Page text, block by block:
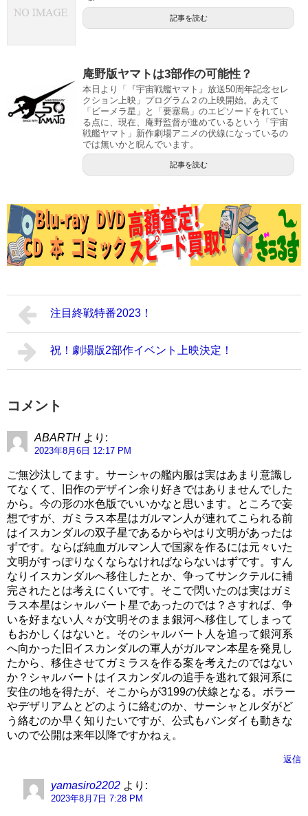
記事を読む
庵野版ヤマトは3部作の可能性？
本日より「『宇宙戦艦ヤマト』放送50周年記念セレ
クション上映」プログラム２の上映開始。あえて
「ビーメラ星」と「要塞島」のエピソードをれてい
る点に、現在、庵野監督が進めているという「宇宙
戦艦ヤマト」新作劇場アニメの伏線になっているの
では無いかと睨んでいます。
記事を読む
注目終戦特番2023！
祝！劇場版2部作イベント上映決定！
コメント
ABARTH より:
2023年8月6日 12:17 PM
ご無沙汰してます。サーシャの艦内服は実はあまり意識し
てなくて、旧作のデザイン余り好きではありませんでした
から。今の形の水色版でいいかなと思います。ところで妄
想ですが、ガミラス本星はガルマン人が連れてこられる前
はイスカンダルの双子星であるからやはり文明があったは
ずです。ならば純血ガルマン人で国家を作るには元々いた
文明がすっぽりなくならなければならないはずです。すん
なりイスカンダルへ移住したとか、争ってサンクテルに補
完されたとは考えにくいです。そこで閃いたのは実はガミ
ラス本星はシャルバート星であったのでは？さすれば、争
いを好まない人々が文明そのまま銀河へ移住してしまって
もおかしくはないと。そのシャルバート人を追って銀河系
へ向かった旧イスカンダルの軍人がガルマン本星を発見し
たから、移住させてガミラスを作る案を考えたのではない
か？シャルバートはイスカンダルの追手を逃れて銀河系に
安住の地を得たが、そこからが3199の伏線となる。ボラー
やデザリアムとどのように絡むのか、サーシャとルダがど
う絡むのか早く知りたいですが、公式もバンダイも動きな
いので公開は来年以降ですかねぇ。
返信
yamasiro2202 より:
2023年8月7日 7:28 PM